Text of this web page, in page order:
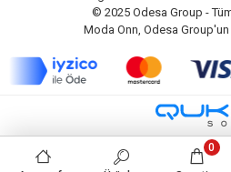
© 2025 Odesa Group - Tüm
Moda Onn, Odesa Group'un
0